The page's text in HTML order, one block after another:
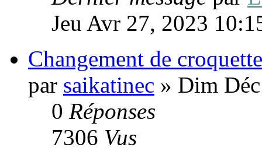
Jeu Avr 27, 2023
Changement de
par saikatinec » Dim
0 Réponses
7306 Vus